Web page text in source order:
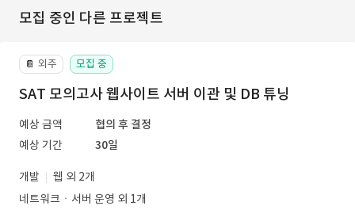
모집 중인 다른 프로젝트
📔 외주 모집 중
SAT 모의고사 웹사이트 서버 이관 및 DB 튜닝
예상 금액
협의 후 결정
예상 기간
30일
개발
웹 외 2개
네트워크ㆍ서버 운영 외 1개